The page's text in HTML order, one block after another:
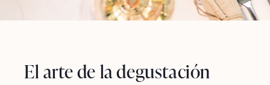
El arte de la degustación